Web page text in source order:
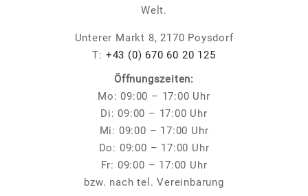
Welt.
Unterer Markt 8, 2170 Poysdorf
T: +43 (0) 670 60 20 125
Öffnungszeiten:
Mo: 09:00 – 17:00 Uhr
Di: 09:00 – 17:00 Uhr
Mi: 09:00 – 17:00 Uhr
Do: 09:00 – 17:00 Uhr
Fr: 09:00 – 17:00 Uhr
bzw. nach tel. Vereinbarung